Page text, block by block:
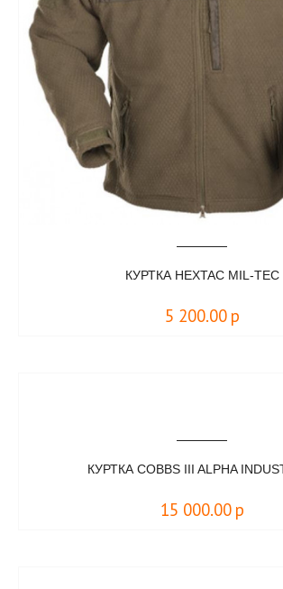
КУРТКА HEXTAC MIL-TEC
5 200.00 р
КУРТКА COBBS III ALPHA
15 000.00 р